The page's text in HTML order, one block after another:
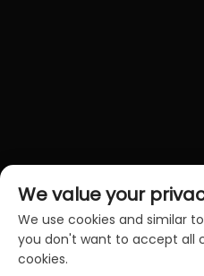
We value your
We use cookies and similar
you don't want to accept all
cookies.